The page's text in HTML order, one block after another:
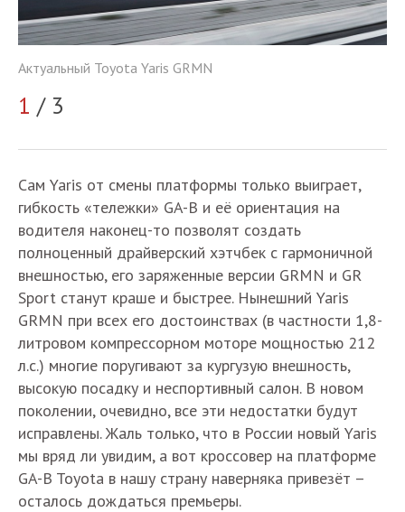
Актуальный Toyota Yaris GRMN
1 / 3
Сам Yaris от смены платформы только выиграет,
гибкость «тележки» GA-B и её ориентация на
водителя наконец-то позволят создать
полноценный драйверский хэтчбек с гармоничной
внешностью, его заряженные версии GRMN и GR
Sport станут краше и быстрее. Нынешний Yaris
GRMN при всех его достоинствах (в частности 1,8-
литровом компрессорном моторе мощностью 212
л.с.) многие поругивают за кургузую внешность,
высокую посадку и неспортивный салон. В новом
поколении, очевидно, все эти недостатки будут
исправлены. Жаль только, что в России новый Yaris
мы вряд ли увидим, а вот кроссовер на платформе
GA-B Toyota в нашу страну наверняка привезёт –
осталось дождаться премьеры.